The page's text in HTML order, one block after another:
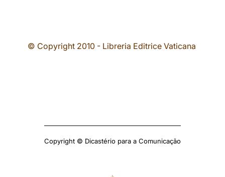
© Copyright 2010 - Libreria Editrice Vaticana
Copyright © Dicastério para a Comunicação